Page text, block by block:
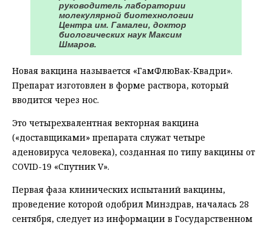
руководитель лаборатории
молекулярной биотехнологии
Центра им. Гамалеи, доктор
биологических наук Максим
Шмаров.
Новая вакцина называется «ГамФлюВак-Квадри».
Препарат изготовлен в форме раствора, который
вводится через нос.
Это четырехвалентная векторная вакцина
(«доставщиками» препарата служат четыре
аденовируса человека), созданная по типу вакцины от
COVID-19 «Спутник V».
Первая фаза клинических испытаний вакцины,
проведение которой одобрил Минздрав, началась 28
сентября, следует из информации в Государственном